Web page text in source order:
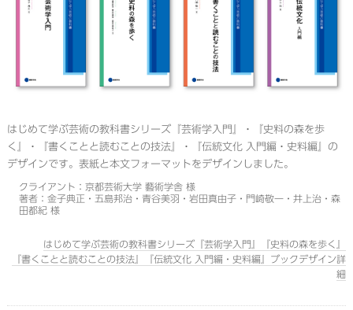
はじめて学ぶ芸術の教科書シリーズ『芸術学入門』・『史料の森を歩
く』・『書くことと読むことの技法』・『伝統文化 入門編・史料編』の
デザインです。表紙と本文フォーマットをデザインしました。
クライアント：京都芸術大学 藝術学舎 様
著者：金子典正・五島邦治・青谷美羽・岩田真由子・門崎敬一・井上治・森
田都紀 様
はじめて学ぶ芸術の教科書シリーズ『芸術学入門』『史料の森を歩く』
『書くことと読むことの技法』『伝統文化 入門編・史料編』ブックデザイン詳
細